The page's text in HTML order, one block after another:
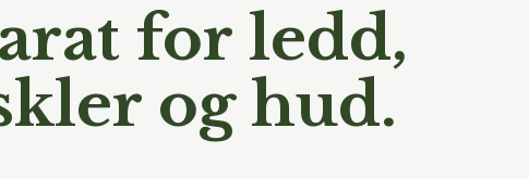
for ledd,
og hud.